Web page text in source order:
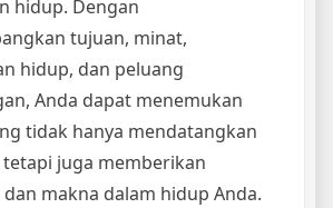
hidup. Dengan
tujuan, minat,
hidup, dan peluang
Anda dapat menemukan
tidak hanya mendatangkan
juga memberikan
makna dalam hidup Anda.